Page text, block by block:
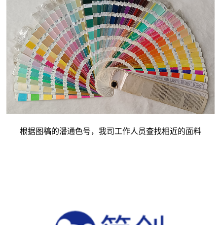
根据图稿的潘通色号，我司工作人员查找相近的面料